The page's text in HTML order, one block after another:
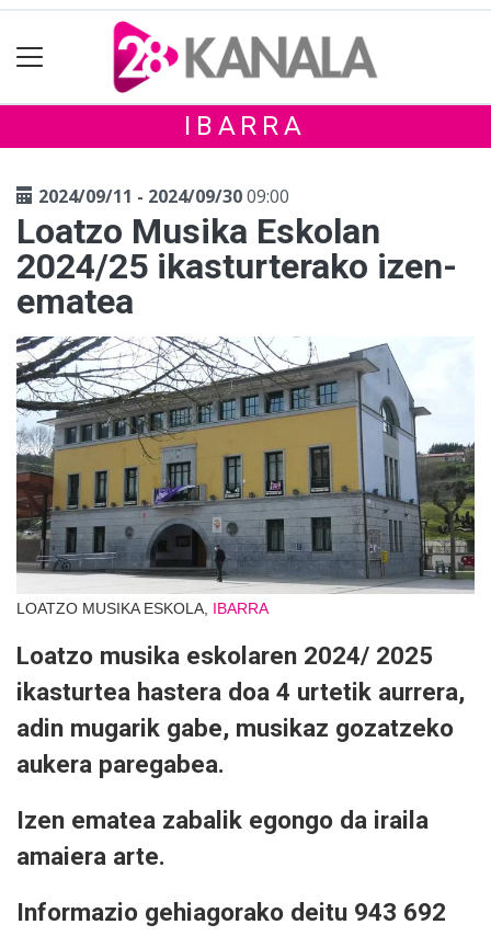
IBARRA
2024/09/11 - 2024/09/3009:00
Loatzo Musika Eskolan
2024/25 ikasturterako izen-
ematea
LOATZO MUSIKA ESKOLA, IBARRA
Loatzo musika eskolaren 2024/ 2025
ikasturtea hastera doa 4 urtetik aurrera,
adin mugarik gabe, musikaz gozatzeko
aukera paregabea.
Izen ematea zabalik egongo da iraila
amaiera arte.
Informazio gehiagorako deitu 943 692